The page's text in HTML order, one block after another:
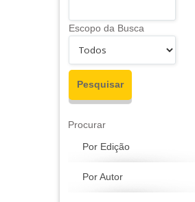
Escopo da Busca
Procurar
Por Edição
Por Autor